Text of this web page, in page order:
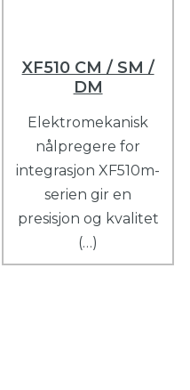
XF510 CM / SM /
DM
Elektromekanisk
nålpregere for
integrasjon XF510m-
serien gir en
presisjon og kvalitet
(…)